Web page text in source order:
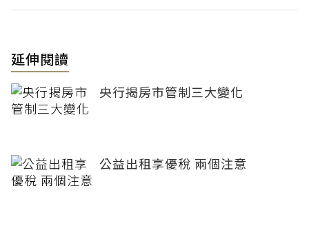
延伸閱讀
央行揭房市管制三大變化
公益出租享優稅 兩個注意